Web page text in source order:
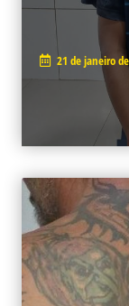
21 de janeiro